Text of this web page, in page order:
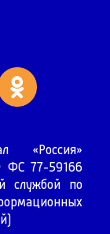
«Россия»
ФС 77-59166
службой по